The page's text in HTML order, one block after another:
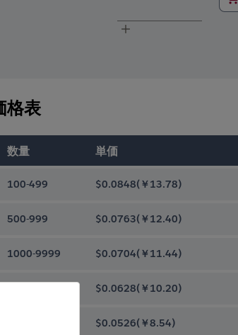
格表
数量 単価
100-499 $0.0848(￥13.78)
500-999 $0.0763(￥12.40)
1000-9999 $0.0704(￥11.44)
$0.0628(￥10.20)
$0.0526(￥8.54)